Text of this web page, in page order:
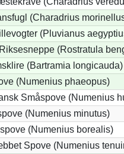
(Charadrius
(Pluvianus
(Rostratula
(Bartramia longicauda)
(Numenius phaeopus)
Småspove (Numenius
(Numenius minutus)
(Numenius borealis)
Spove (Numenius